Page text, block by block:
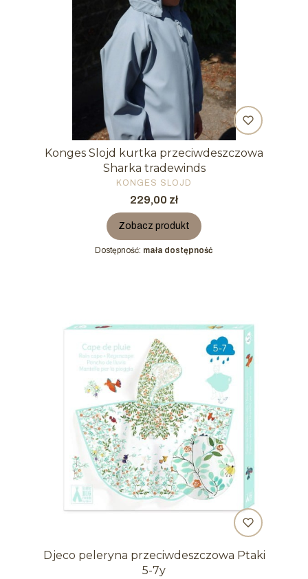
Konges Slojd kurtka przeciwdeszczowa
Sharka tradewinds
PRODUCENT
KONGES SLOJD
Cena
229,00 zł
Zobacz produkt
Dostępność: mała dostępność
Djeco peleryna przeciwdeszczowa Ptaki
5-7y